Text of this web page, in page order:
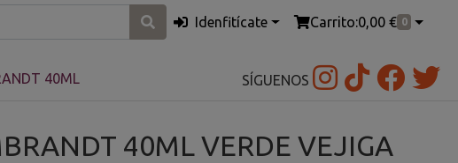
Idenfitícate Carrito:0,00 € 0
40ML SÍGUENOS
40ML VERDE VEJIGA